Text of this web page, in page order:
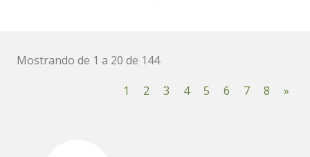
Mostrando de 1 a 20 de 144
1
2 3 4 5 6 7 8 »